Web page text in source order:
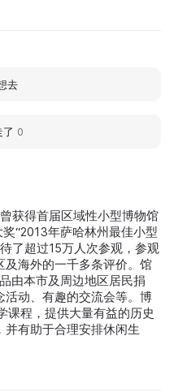
获得首届区域性小型博物馆
“2013年萨哈林州最佳小型
了超过15万人次参观，参观
及海外的一千多条评价。馆
由本市及周边地区居民捐
活动、有趣的交流会等。博
课程，提供大量有益的历史
有助于合理安排休闲生
去
0